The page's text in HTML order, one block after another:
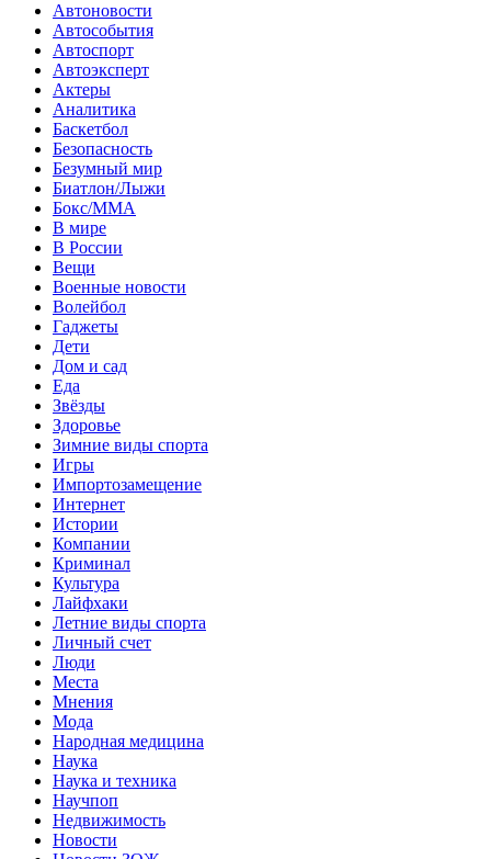
Автоновости
Автособытия
Автоспорт
Автоэксперт
Актеры
Аналитика
Баскетбол
Безопасность
Безумный мир
Биатлон/Лыжи
Бокс/MMA
В мире
В России
Вещи
Военные новости
Волейбол
Гаджеты
Дети
Дом и сад
Еда
Звёзды
Здоровье
Зимние виды спорта
Игры
Импортозамещение
Интернет
Истории
Компании
Криминал
Культура
Лайфхаки
Летние виды спорта
Личный счет
Люди
Места
Мнения
Мода
Народная медицина
Наука
Наука и техника
Научпоп
Недвижимость
Новости